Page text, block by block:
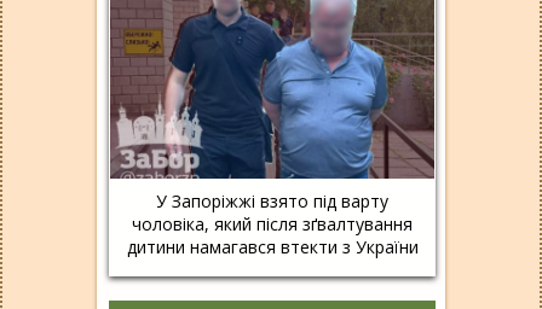
У Запоріжжі взято під варту
чоловіка, який після зґвалтування
дитини намагався втекти з України